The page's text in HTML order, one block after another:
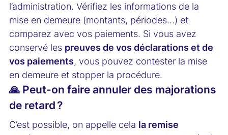
l’administration. Vérifiez les informations de la
mise en demeure (montants, périodes…) et
comparez avec vos paiements. Si vous avez
conservé les preuves de vos déclarations et de
vos paiements, vous pouvez contester la mise
en demeure et stopper la procédure.
🙏 Peut-on faire annuler des majorations
de retard ?
C’est possible, on appelle cela la remise